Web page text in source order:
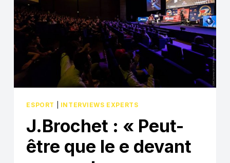
ESPORT INTERVIEWS EXPERTS
J.Brochet : « Peut-
être que le e devant